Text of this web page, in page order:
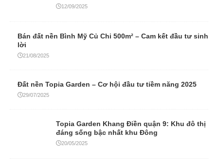
12/09/2025
Bán đất nền Bình Mỹ Củ Chi 500m² – Cam kết đầu tư sinh
lời
21/08/2025
Đất nền Topia Garden – Cơ hội đầu tư tiềm năng 2025
29/07/2025
Topia Garden Khang Điền quận 9: Khu đô thị
đáng sống bậc nhất khu Đông
20/05/2025